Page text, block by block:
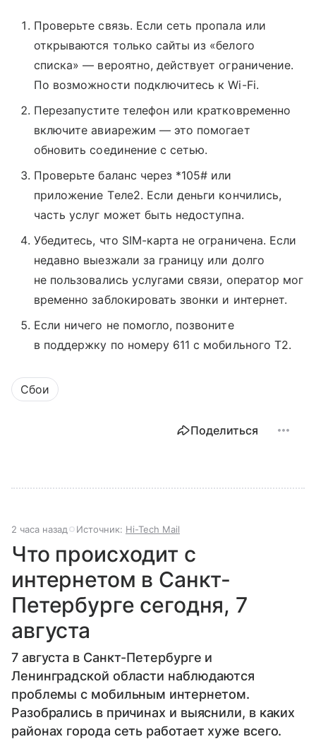
Проверьте связь. Если сеть пропала или
открываются только сайты из «белого
списка» — вероятно, действует ограничение.
По возможности подключитесь к Wi-Fi.
Перезапустите телефон или кратковременно
включите авиарежим — это помогает
обновить соединение с сетью.
Проверьте баланс через *105# или
приложение Tеле2. Если деньги кончились,
часть услуг может быть недоступна.
Убедитесь, что SIM-карта не ограничена. Если
недавно выезжали за границу или долго
не пользовались услугами связи, оператор мог
временно заблокировать звонки и интернет.
Если ничего не помогло, позвоните
в поддержку по номеру 611 с мобильного T2.
Сбои
Поделиться
2 часа назад Источник: Hi-Tech Mail
Что происходит с
интернетом в Санкт-
Петербурге сегодня, 7
августа
7 августа в Санкт-Петербурге и
Ленинградской области наблюдаются
проблемы с мобильным интернетом.
Разобрались в причинах и выяснили, в каких
районах города сеть работает хуже всего.